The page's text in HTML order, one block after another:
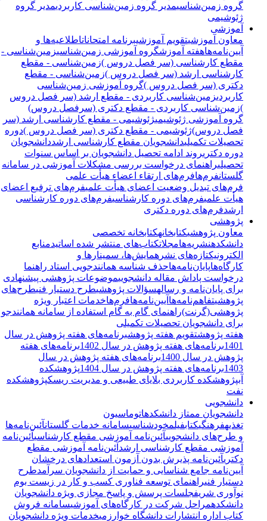
گروه زمین‌شناسیمدیر گروه زمین‌شناسی کاربردیمدیر گروه
ژئوشیمی
آموزشی
معاون آموزشیتقویم آموزشیبرنامه امتحاناتاطلاعیه‌ها و
آیین‌نامه‌هاهفته آموزشگروه آموزشی زمین‌شناسیزمین‌شناسی -
مقطع کارشناسی (سر فصل دروس ) زمین‌شناسی - مقطع
کارشناسی ارشد (سر فصل دروس ) زمین‌شناسی - مقطع
دکتری (سر فصل دروس ) گروه آموزشی زمین‌شناسی
کاربردیزمین‌شناسی کاربردی - مقطع ارشد (سر فصل دروس
زمین‌شناسی کاربردی - مقطع دکتری (سرفصل دروس)
گروه آموزشی ژئوشیمیژئوشیمی - مقطع کارشناسی ارشد (سر
فصل دروس) ژئوشیمی - مقطع دکتری (سر فصل دروس ) دوره
تحصیلات تکمیلیدانشجویان مقطع کارشناسی ارشددانشجویان
دوره دکتریروند ادامه تحصیل دانشجویان بر اساس سنوات
تحصیلیراهنمای درخواست بررسی مشکلات آموزشی در سامانه
گلستانفرم‌هافرم‌های ارتقاء اعضاء هیأت علمی
فرم‌های تبدیل وضعیت اعضای هیأت علمیفرم‌های ترفیع اعضای
هیأت علمیفرم‌های دوره کارشناسیفرم‌های دوره کارشناسی
ارشدفرم‌های دوره دکتری
پژوهشی
معاون پژوهشیکتابخانهکتابخانه تخصصی
دانشکدهنشریه‌هامجلاتکتاب‌های منتشر شده اساتیدمنابع
الکترونیکتازه‌های نشرهمایش‌ها، سمینارها و
کارگاه‌هاپایان‌نامه‌هاحذف شناسه همانندجویی استاد راهنما
درخواست پاداش مقاله دانشجوییموضوعات پژوهشی پیشنهادی
برای پایان‌نامه و رسالهسؤالات پژوهشیطرح دستیار فنیطرح‌های
پژوهشیتفاهم‌نامه‌هاآیین‌نامه‌هافرم‌هاخدمات اعتبار ویژه
پژوهشی(گرنت)راهنمای گام به گام استفاده از سامانه همانندجو
برای دانشجویان تحصیلات تکمیلی
هفته پژوهشتقویم هفته پژوهشبرنامه‌های هفته پژوهش در سال
1401برنامه‌های هفته پژوهش در سال 1402
برنامه‌های هفته
پژوهش در سال 1400
برنامه‌های هفته پژوهش در سال
1403برنامه‌های هفته پژوهش در سال 1404
پژوهشکده
پژوهشکده کاربردی بلایای طبیعی و مدیریت ریسکپژوهشکده
نفت
دانشجویی
دانشجویان ممتاز دانشکدهاتوماسیون
تغذیهفرهنگیکتابفیلمخودشناسیسامانه خدمات گلستانآئین‌نامه‌ها
و طرح‌های دانشجوییآئین‌نامه آموزشی مقطع کارشناسیآئین‌نامه
آموزشی مقطع کارشناسی ارشدآئین‌نامه آموزشی مقطع
دکتریآئین‌نامه پذیرش بدون آزمون استعدادهای درخشان
آیین‌نامه جامع شناسایی و حمایت از دانشجویان سرآمدطرح
دستیار فنیراهنمای توسعه فناوری کسب و کار در زیست بوم
نوآوری شریفجلسات پرسش و پاسخ مجازی ویژه دانشجویان
دانشکدهمراحل شرکت در کارگاه‌های آموزشیسامانه فروش
کتاب اداره انتشارات دانشگاه خوارزمیخدمات ویژه دانشجویان